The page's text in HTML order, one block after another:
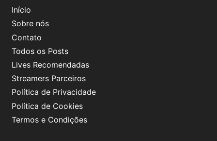
Início
Sobre nós
Contato
Todos os Posts
Lives Recomendadas
Streamers Parceiros
Política de Privacidade
Política de Cookies
Termos e Condições